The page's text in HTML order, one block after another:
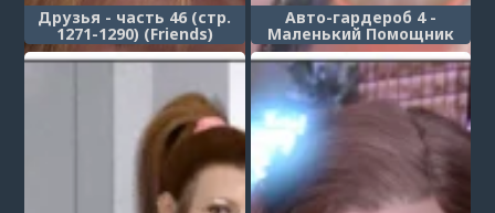
Друзья - часть 46 (стр.
1271-1290) (Friends)
Авто-гардероб 4 -
Маленький Помощник
Санты (Autocloset 4 -
Santa's Little Helper)